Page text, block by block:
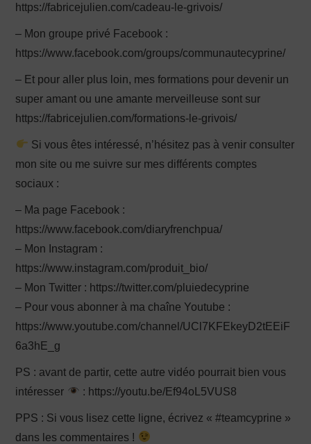
https://fabricejulien.com/cadeau-le-grivois/
– Mon groupe privé Facebook :
https://www.facebook.com/groups/communautecyprine/
– Et pour aller plus loin, mes formations pour devenir un
super amant ou une amante merveilleuse sont sur
https://fabricejulien.com/formations-le-grivois/
Si vous êtes intéressé, n’hésitez pas à venir consulter
mon site ou me suivre sur mes différents comptes
sociaux :
– Ma page Facebook :
https://www.facebook.com/diaryfrenchpua/
– Mon Instagram :
https://www.instagram.com/produit_bio/
– Mon Twitter : https://twitter.com/pluiedecyprine
– Pour vous abonner à ma chaîne Youtube :
https://www.youtube.com/channel/UCl7KFEkeyD2tEEiF
6a3hE_g
PS : avant de partir, cette autre vidéo pourrait bien vous
intéresser
: https://youtu.be/Ef94oL5VUS8
PPS : Si vous lisez cette ligne, écrivez « #teamcyprine »
dans les commentaires !